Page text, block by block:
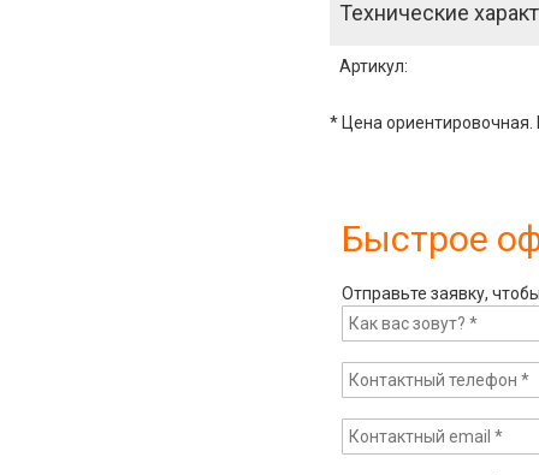
Технические
Артикул:
* Цена ориентировочная.
Быстрое
Отправьте заявку,